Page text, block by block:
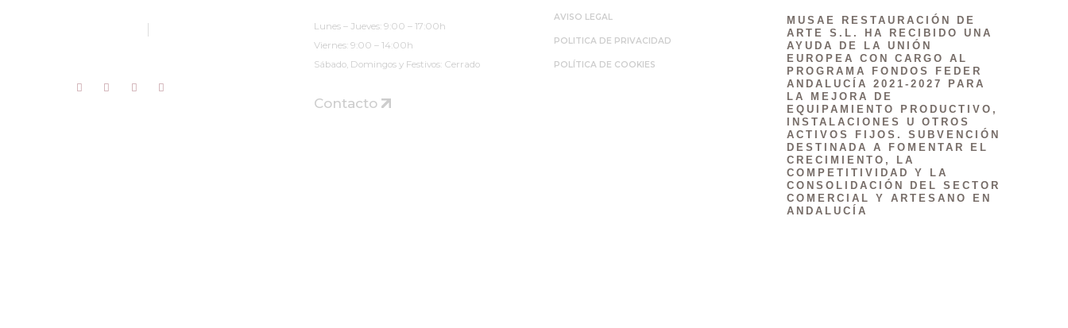
Lunes – Jueves: 9:00 – 17:00h
Viernes: 9:00 – 14:00h
Sábado, Domingos y Festivos: Cerrado
Contacto
AVISO LEGAL
POLITICA DE PRIVACIDAD
POLÍTICA DE COOKIES
MUSAE RESTAURACIÓN DE
ARTE S.L. HA RECIBIDO UNA
AYUDA DE LA UNIÓN
EUROPEA CON CARGO AL
PROGRAMA FONDOS FEDER
ANDALUCÍA 2021-2027 PARA
LA MEJORA DE
EQUIPAMIENTO PRODUCTIVO,
INSTALACIONES U OTROS
ACTIVOS FIJOS. SUBVENCIÓN
DESTINADA A FOMENTAR EL
CRECIMIENTO, LA
COMPETITIVIDAD Y LA
CONSOLIDACIÓN DEL SECTOR
COMERCIAL Y ARTESANO EN
ANDALUCÍA